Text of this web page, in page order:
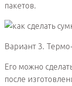
пакетов.
Вариант 3.
Его можно
после